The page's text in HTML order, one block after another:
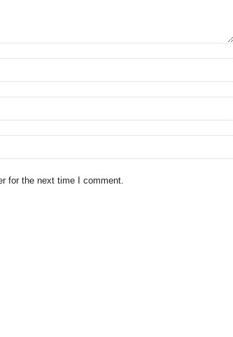
for the next time I comment.